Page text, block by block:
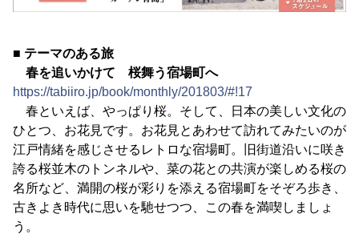
■ テーマのある旅
春を追いかけて 桜舞う宿場町へ
https://tabiiro.jp/book/monthly/201803/#!17
春といえば、やっぱり桜。そして、日本の美しい文化の
ひとつ、お花見です。お花見とあわせて訪れてみたいのが
江戸情緒を感じさせるレトロな宿場町。旧街道沿いに咲き
誇る桜並木のトンネルや、菜の花との共演が楽しめる桜の
名所など、満開の桜が彩りを添える宿場町をそぞろ歩き、
古きよき時代に思いを馳せつつ、この春を満喫しましょ
う。